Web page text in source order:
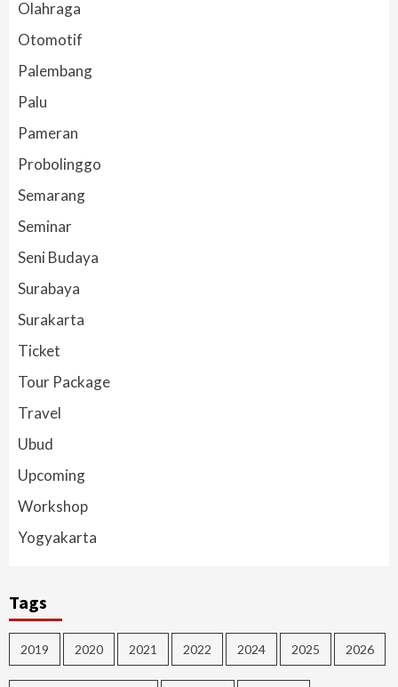
Olahraga
Otomotif
Palembang
Palu
Pameran
Probolinggo
Semarang
Seminar
Seni Budaya
Surabaya
Surakarta
Ticket
Tour Package
Travel
Ubud
Upcoming
Workshop
Yogyakarta
Tags
2019 2020 2021 2022 2024 2025 2026